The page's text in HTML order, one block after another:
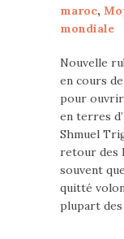
maroc,
mondiale
Nouvelle
en cours
pour ouvrir
en terres
Shmuel
retour des
souvent
quitté
plupart